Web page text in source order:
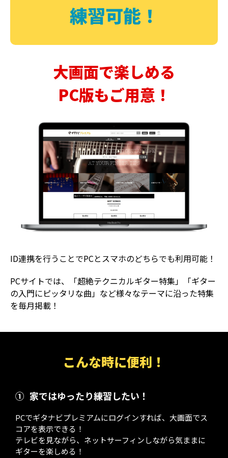
練習可能！
大画面で楽しめる
PC版もご用意！
ID連携を行うことでPCとスマホのどちらでも利用可能！
PCサイトでは、「超絶テクニカルギター特集」「ギター
の入門にピッタリな曲」など様々なテーマに沿った特集
を毎月掲載！
こんな時に便利！
① 家ではゆったり練習したい！
PCでギタナビプレミアムにログインすれば、大画面でス
コアを表示できる！
テレビを見ながら、ネットサーフィンしながら気ままに
ギターを楽しめる！